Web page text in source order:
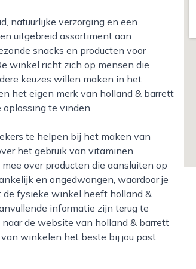
uitgebreid assortiment aan
snacks en producten voor
winkel richt zich op mensen die
keuzes willen maken in het
het eigen merk van holland & barrett
te vinden.
het gebruik van vitaminen,
over producten die aansluiten op
en ongedwongen, waardoor je
de fysieke winkel heeft holland &
informatie zijn terug te
de website van holland & barrett
winkelen het beste bij jou past.